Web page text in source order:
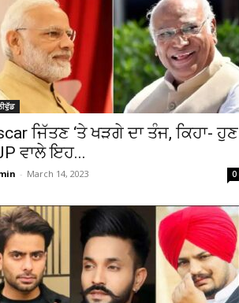
ਜਿੱਤਣ ‘ਤੇ ਖੜਗੇ ਦਾ ਤੰਜ, ਕਿਹਾ- ਹੁਣ
ਵਾਲੇ ਇਹ...
- March 14, 2023 0